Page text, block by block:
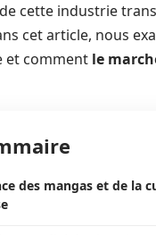
cette industrie
cet article, nous
et comment le
des mangas et de la